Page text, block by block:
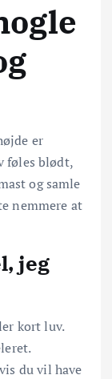
er
føles blødt,
og samle
nemmere at
jeg
kort luv.
du vil have